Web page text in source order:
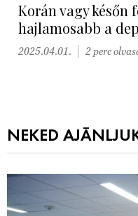
Korán vagy későn
hajlamosabb a
2025.04.01. 2 perc
NEKED